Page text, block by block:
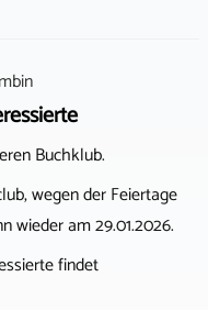
Buchklub.
wegen der Feiertage
wieder am 29.01.2026.
findet